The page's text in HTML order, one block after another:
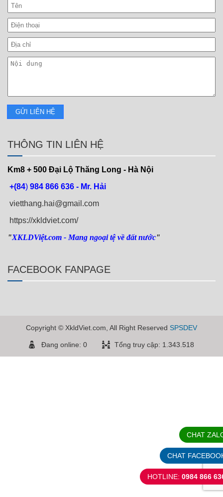
THÔNG TIN LIÊN HỆ
Km8 + 500 Đại Lộ Thăng Long - Hà Nội
+(84) 984 866 636 - Mr. Hải
vietthang.hai@gmail.com
https://xkldviet.com/
"XKLDViệt.com - Mang ngoại tệ về đất nước"
FACEBOOK FANPAGE
Copyright © XkldViet.com, All Right Reserved SPSDEV
Đang online: 0 Tổng truy cập: 1.343.518
CHAT
CHAT
HOTLINE: 0984 866